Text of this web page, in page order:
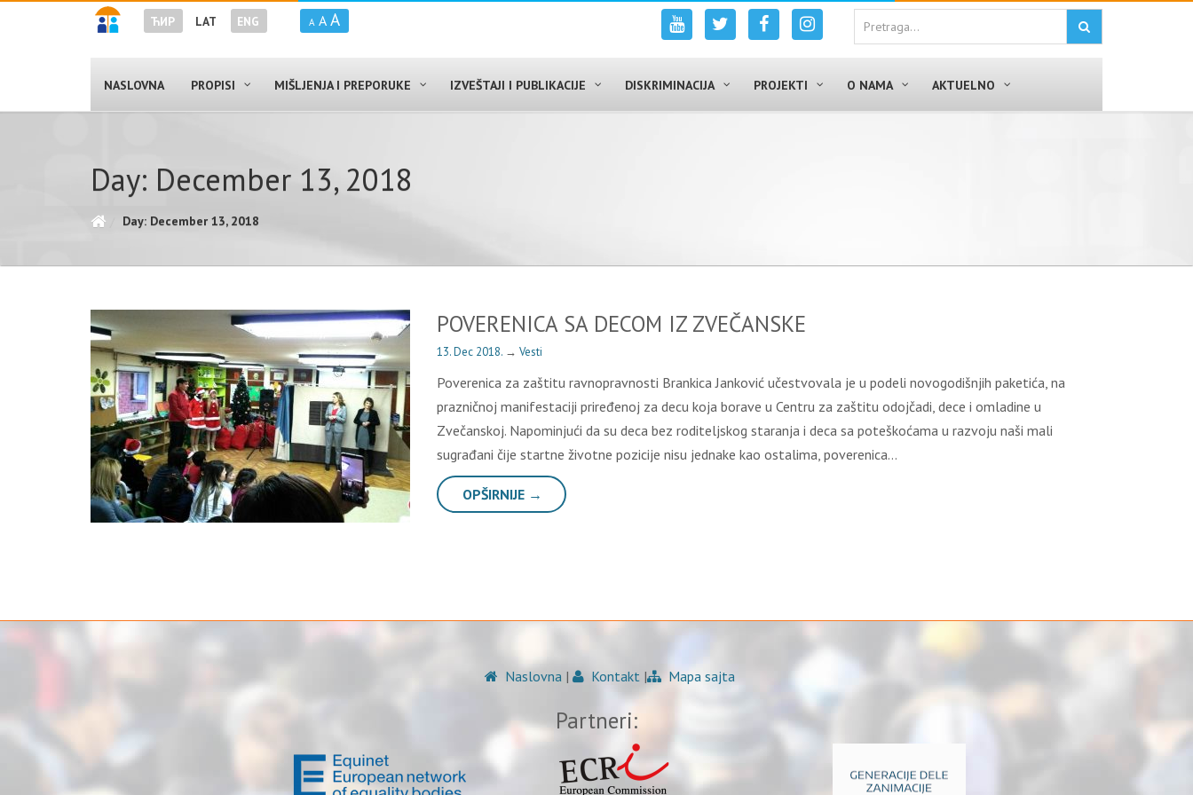
ЋИР LAT ENG A A A
NASLOVNA PROPISI MIŠLJENJA I PREPORUKE IZVEŠTAJI I PUBLIKACIJE DISKRIMINACIJA PROJEKTI O NAMA AKTUELNO
Day: December 13, 2018
Day: December 13, 2018
POVERENICA SA DECOM IZ ZVEČANSKE
13. Dec 2018. → Vesti
Poverenica za zaštitu ravnopravnosti Brankica Janković učestvovala je u podeli novogodišnjih paketića, na
prazničnoj manifestaciji priređenoj za decu koja borave u Centru za zaštitu odojčadi, dece i omladine u
Zvečanskoj. Napominjući da su deca bez roditeljskog staranja i deca sa poteškoćama u razvoju naši mali
sugrađani čije startne životne pozicije nisu jednake kao ostalima, poverenica…
OPŠIRNIJE →
Naslovna | Kontakt | Mapa sajta
Partneri: